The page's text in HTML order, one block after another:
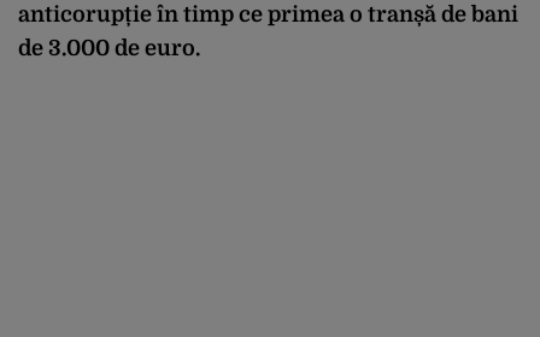
anticorupție în timp ce primea o tranșă de bani
de 3.000 de euro.